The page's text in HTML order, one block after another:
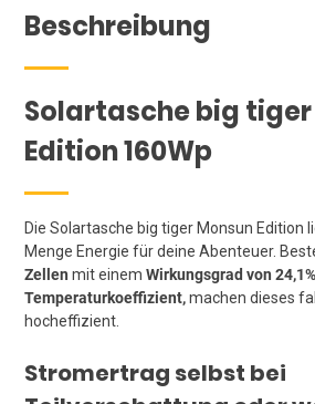
Beschreibung
Solartasche big
Edition 160Wp
Die Solartasche big tiger Monsun Edition
Menge Energie für deine Abenteuer.
Zellen mit einemWirkungsgrad von 24,1%
Temperaturkoeffizient,machen dieses
hocheffizient.
Stromertrag selbst bei